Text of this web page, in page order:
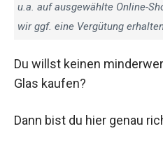
u.a. auf ausgewählte Online-
wir ggf. eine Vergütung
Du willst keinen
Glas kaufen?
Dann bist du hier genau